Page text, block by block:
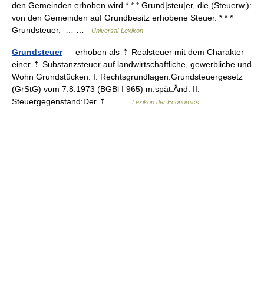
den Gemeinden erhoben wird * * * Grụnd|steu|er, die (Steuerw.):
von den Gemeinden auf Grundbesitz erhobene Steuer. * * *
Grundsteuer, … …
Universal-Lexikon
Grundsteuer— erhoben als ⇡ Realsteuer mit dem Charakter
einer ⇡ Substanzsteuer auf landwirtschaftliche, gewerbliche und
Wohn Grundstücken. I. Rechtsgrundlagen:Grundsteuergesetz
(GrStG) vom 7.8.1973 (BGBl I 965) m.spät.Änd. II.
Steuergegenstand:Der ⇡… …
Lexikon der Economics